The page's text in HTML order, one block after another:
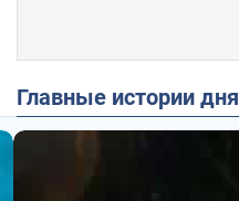
Главные истории дня